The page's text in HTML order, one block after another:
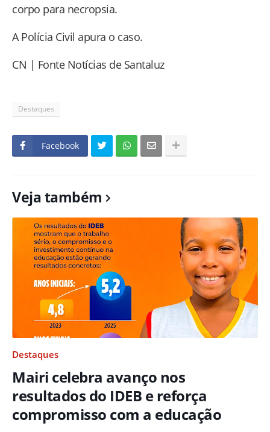
corpo para necropsia.
A Polícia Civil apura o caso.
CN | Fonte Notícias de Santaluz
Destaques
Facebook
Veja também
Destaques
Mairi celebra avanço nos
resultados do IDEB e reforça
compromisso com a educação